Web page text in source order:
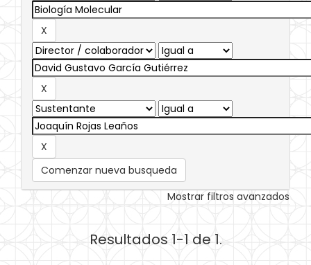
Comenzar nueva busqueda
Mostrar filtros avanzados
Resultados 1-1 de 1.